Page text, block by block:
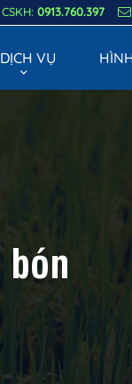
CSKH: 0913.760.397
DỊCH VỤ